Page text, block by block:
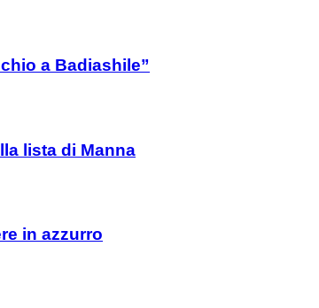
a Badiashile”
lista di Manna
in azzurro